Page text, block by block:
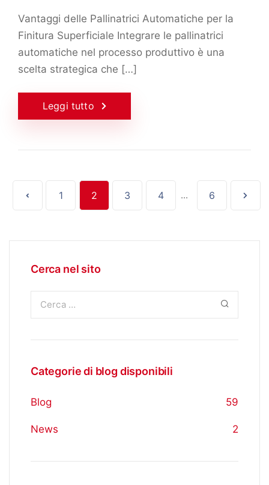
Vantaggi delle Pallinatrici Automatiche per la
Finitura Superficiale Integrare le pallinatrici
automatiche nel processo produttivo è una
scelta strategica che […]
Leggi tutto
1 2 3 4 ... 6
Cerca nel sito
Categorie di blog disponibili
Blog 59
News 2